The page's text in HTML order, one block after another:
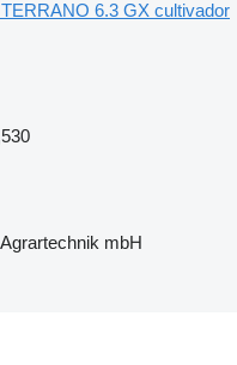
6.3 GX cultivador
mbH